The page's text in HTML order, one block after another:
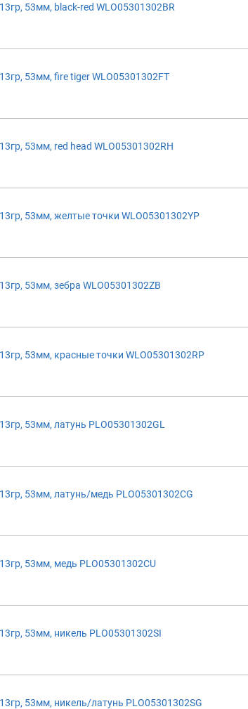
53мм, black-red WLO05301302BR
53мм, fire tiger WLO05301302FT
53мм, red head WLO05301302RH
53мм, желтые точки WLO05301302YP
53мм, зебра WLO05301302ZB
53мм, красные точки WLO05301302RP
53мм, латунь PLO05301302GL
53мм, латунь/медь PLO05301302CG
53мм, медь PLO05301302CU
53мм, никель PLO05301302SI
53мм, никель/латунь PLO05301302SG